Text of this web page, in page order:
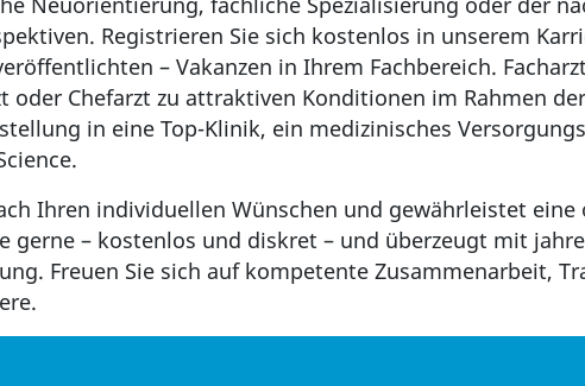
Registrieren Sie sich kostenlos in unserem
– Vakanzen in Ihrem Fachbereich.
oder Chefarzt zu attraktiven Konditionen im Rahmen
in eine Top-Klinik, ein medizinisches
Ihren individuellen Wünschen und gewährleistet eine
gerne – kostenlos und diskret – und überzeugt mit
Freuen Sie sich auf kompetente Zusammenarbeit,